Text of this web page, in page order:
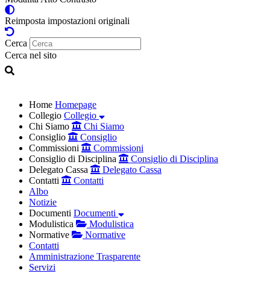
Reimposta impostazioni originali
Cerca
Cerca nel sito
Home Homepage
Collegio Collegio
Chi Siamo
Chi Siamo
Consiglio
Consiglio
Commissioni
Commissioni
Consiglio di Disciplina
Consiglio di Disciplina
Delegato Cassa
Delegato Cassa
Contatti
Contatti
Albo
Notizie
Documenti Documenti
Modulistica
Modulistica
Normative
Normative
Contatti
Amministrazione Trasparente
Servizi